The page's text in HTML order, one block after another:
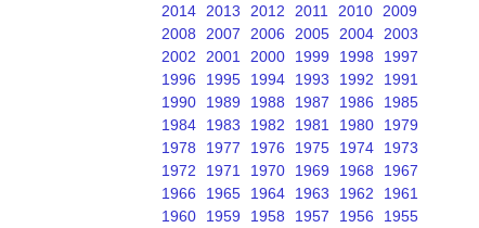
2014
2013 2012 2011 2010
2009
2008
2007 2006 2005 2004
2003
2002
2001 2000 1999 1998
1997
1996
1995 1994 1993 1992
1991
1990
1989 1988 1987 1986
1985
1984
1983 1982 1981 1980
1979
1978
1977 1976 1975 1974
1973
1972
1971 1970 1969 1968
1967
1966
1965 1964 1963 1962
1961
1960
1959 1958 1957 1956
1955